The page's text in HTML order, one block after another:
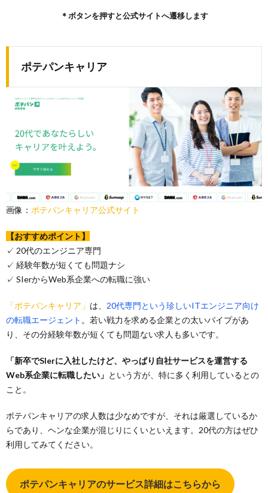
＊ボタンを押すと公式サイトへ遷移します
ポテパンキャリア
画像： ポテパンキャリア公式サイト
【おすすめポイント】
✓ 20代のエンジニア専門
✓ 経験年数が短くても問題ナシ
✓ SIerからWeb系企業への転職に強い
「ポテパンキャリア」 は、 20代専門という珍しいITエンジニア向け
の転職エージェント 。若い戦力を求める企業との太いパイプがあ
り、その分経験年数が短くても問題ない求人も多いです。
「新卒でSIerに入社したけど、やっぱり自社サービスを運営する
Web系企業に転職したい」 という方が、特に多く利用しているとの
こと。
ポテパンキャリアの求人数は少なめですが、それは厳選しているか
らであり、ヘンな企業が混じりにくいといえます。20代の方はぜひ
利用してみてください。
ポテパンキャリアのサービス詳細はこちらから